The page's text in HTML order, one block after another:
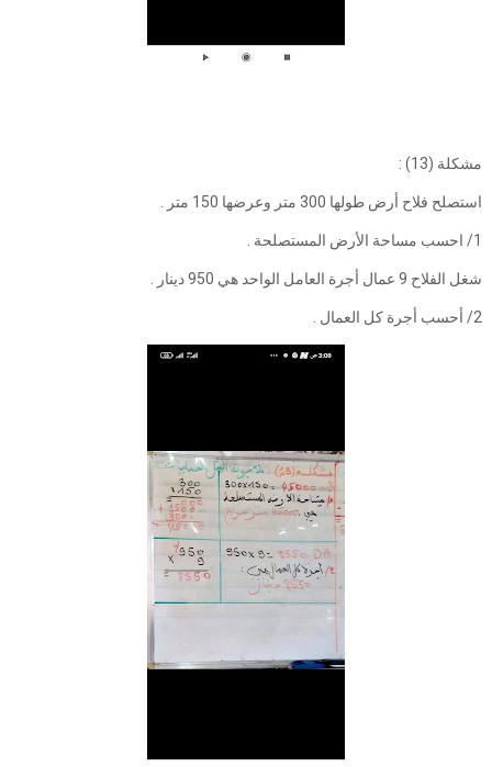
مشكلة (13) :
استصلح فلاح أرض طولها 300 متر وعرضها 150 متر .
1/ احسب مساحة الأرض المستصلحة .
شغل الفلاح 9 عمال أجرة العامل الواحد هي 950 دينار .
2/ أحسب أجرة كل العمال .